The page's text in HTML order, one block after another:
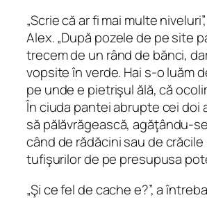
„Scrie că ar fi mai multe
Alex. „După pozele de pe site
trecem de un rând de bănci,
vopsite în verde. Hai s-o luăm
pe unde e pietrişul ălă, că
În ciuda pantei abrupte cei doi
să pălăvrăgească, agăţându-
când de rădăcini sau de
tufişurilor de pe presupusa
„Şi ce fel de cache e?”, a